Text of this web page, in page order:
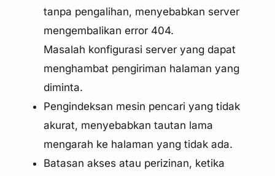
tanpa pengalihan, menyebabkan server
mengembalikan error 404.
Masalah konfigurasi server yang dapat
menghambat pengiriman halaman yang
diminta.
Pengindeksan mesin pencari yang tidak
akurat, menyebabkan tautan lama
mengarah ke halaman yang tidak ada.
Batasan akses atau perizinan, ketika